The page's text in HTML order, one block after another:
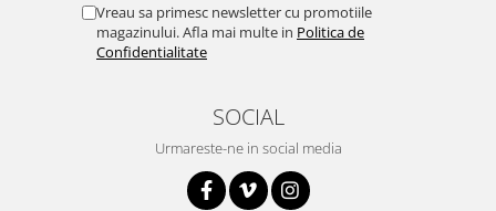
Vreau sa primesc newsletter cu promotiile
magazinului. Afla mai multe in Politica de
Confidentialitate
SOCIAL
Urmareste-ne in social media